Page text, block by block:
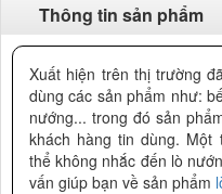
Thông tin sản phẩm
Xuất hiện trên thị trường
dùng các sản phẩm như:
nướng... trong đó sản
khách hàng tin dùng. Một
thể không nhắc đến lò
vấn giúp bạn về sản phẩm